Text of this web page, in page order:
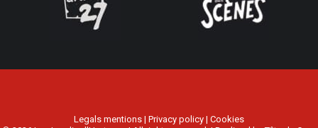
Legals mentions | Privacy policy | Cookies